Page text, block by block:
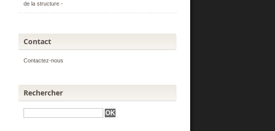
de la structure -
Contact
Contactez-nous
Rechercher